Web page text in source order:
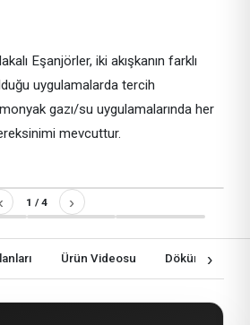
1 / 4 ›
Eşanjörler, iki akışkanın farklı
uygulamalarda tercih
gazı/su uygulamalarında her
mevcuttur.
Ürün Videosu Dökümanlar
›